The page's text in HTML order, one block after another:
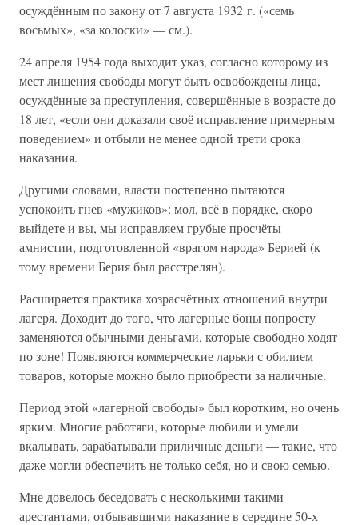
осуждённым по закону от 7 августа 1932 г. («семь
восьмых», «за колоски» — см.).
24 апреля 1954 года выходит указ, согласно которому из
мест лишения свободы могут быть освобождены лица,
осуждённые за преступления, совершённые в возрасте до
18 лет, «если они доказали своё исправление примерным
поведением» и отбыли не менее одной трети срока
наказания.
Другими словами, власти постепенно пытаются
успокоить гнев «мужиков»: мол, всё в порядке, скоро
выйдете и вы, мы исправляем грубые просчёты
амнистии, подготовленной «врагом народа» Берией (к
тому времени Берия был расстрелян).
Расширяется практика хозрасчётных отношений внутри
лагеря. Доходит до того, что лагерные боны попросту
заменяются обычными деньгами, которые свободно ходят
по зоне! Появляются коммерческие ларьки с обилием
товаров, которые можно было приобрести за наличные.
Период этой «лагерной свободы» был коротким, но очень
ярким. Многие работяги, которые любили и умели
вкалывать, зарабатывали приличные деньги — такие, что
даже могли обеспечить не только себя, но и свою семью.
Мне довелось беседовать с несколькими такими
арестантами, отбывавшими наказание в середине 50-х